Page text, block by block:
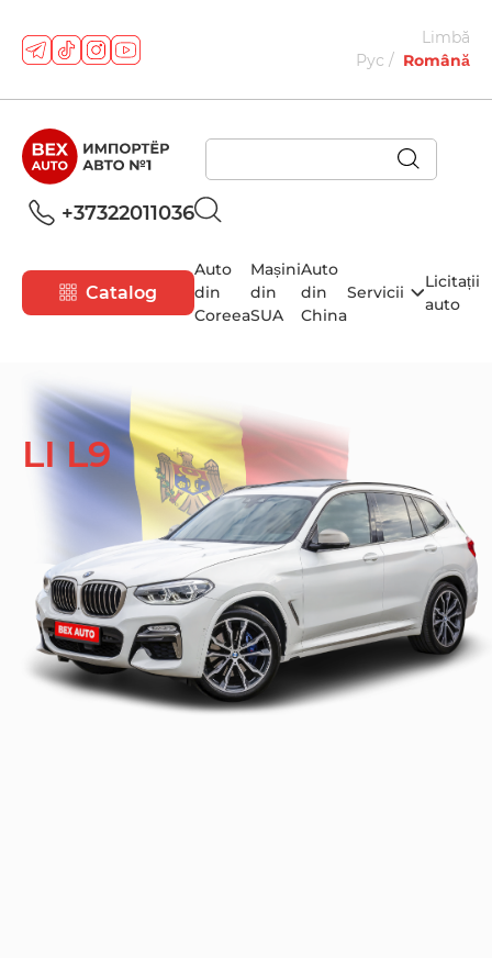
Limbă
Рус
Română
+37322011036
Catalog
Auto
din
Coreea
Mașini
din
SUA
Auto
din
China
Servicii
Licitații
auto
LI L9